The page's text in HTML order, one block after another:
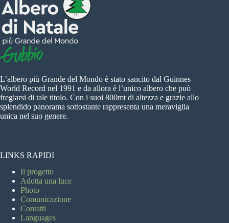
L’albero più Grande del Mondo è stato sancito dal Guinnes
World Record nel 1991 e da allora è l’unico albero che può
fregiarsi di tale titolo. Con i suoi 800mt di altezza e grazie allo
splendido panorama sottostante rappresenta una meraviglia
unica nel suo genere.
LINKS RAPIDI
Il progetto
Adotta una luce
Photo
Comunicazione
Contatti
Languages